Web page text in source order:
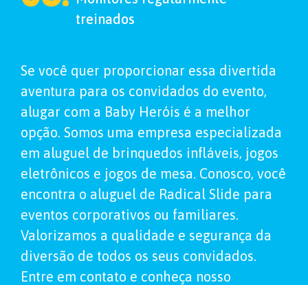
treinados
Se você quer proporcionar essa divertida
aventura para os convidados do evento,
alugar com a Baby Heróis é a melhor
opção. Somos uma empresa especializada
em aluguel de brinquedos infláveis, jogos
eletrônicos e jogos de mesa. Conosco, você
encontra o aluguel de Radical Slide para
eventos corporativos ou familiares.
Valorizamos a qualidade e segurança da
diversão de todos os seus convidados.
Entre em contato e conheça nosso